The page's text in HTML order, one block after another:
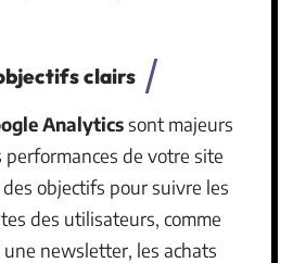
clairs
Analyticssont majeurs
performances de votre site
objectifs pour suivre les
des utilisateurs, comme
newsletter, les achats